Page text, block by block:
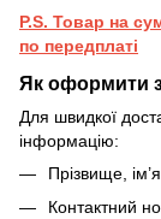
P.S. Товар на
по передплаті
Як оформити
Для швидкої
інформацію:
Прізвище,
Контактний